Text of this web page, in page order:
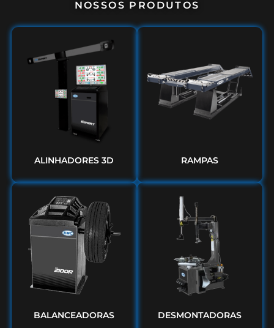
NOSSOS PRODUTOS
ALINHADORES 3D RAMPAS
BALANCEADORAS DESMONTADORAS